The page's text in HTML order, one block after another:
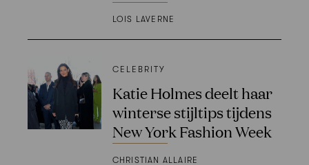
LOIS LAVERNE
CELEBRITY
Katie Holmes deelt haar
winterse stijltips tijdens
New York Fashion Week
CHRISTIAN ALLAIRE